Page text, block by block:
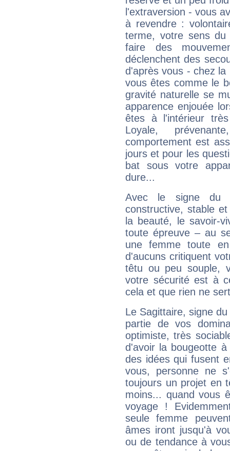
l'extraversion - vous
à revendre :
terme, votre sens
faire des
déclenchent des
d'après vous - chez
vous êtes comme le
gravité naturelle se
apparence enjouée
êtes à l'intérieur
Loyale,
comportement est
jours et pour les
bat sous votre
dure...
Avec le signe du
constructive, stable
la beauté, le savoir-
toute épreuve – au
une femme toute
d'aucuns critiquent
têtu ou peu souple,
votre sécurité est à
cela et que rien ne
Le Sagittaire, signe
partie de vos
optimiste, très
d'avoir la bougeotte
des idées qui fusent
vous, personne ne
toujours un projet en
moins... quand vous
voyage !
seule femme
âmes iront jusqu'à
ou de tendance à